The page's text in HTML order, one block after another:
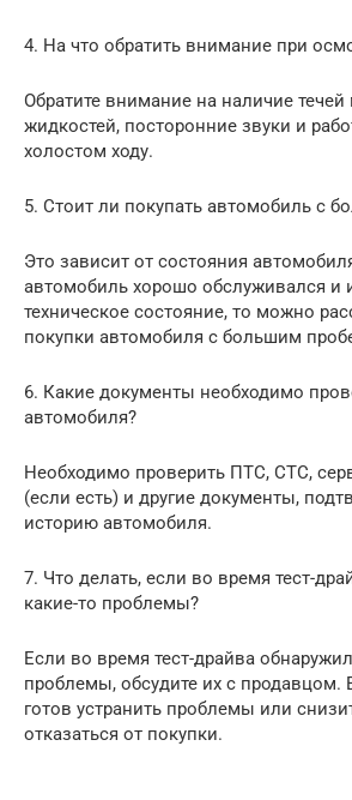
4. На что обратить внимание при
Обратите внимание на наличие течей
жидкостей, посторонние звуки и
холостом ходу.
5. Стоит ли покупать автомобиль с
Это зависит от состояния
автомобиль хорошо обслуживался и
техническое состояние, то можно
покупки автомобиля с большим
6. Какие документы необходимо
автомобиля?
Необходимо проверить ПТС, СТС,
(если есть) и другие документы,
историю автомобиля.
7. Что делать, если во время тест-
какие-то проблемы?
Если во время тест-драйва
проблемы, обсудите их с продавцом.
готов устранить проблемы или
отказаться от покупки.